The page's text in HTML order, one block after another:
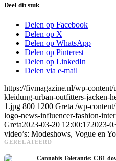
Deel dit stuk
Delen op Facebook
Delen op X
Delen op WhatsApp
Delen op Pinterest
Delen op LinkedIn
Delen via e-mail
https://fivmagazine.nl/wp-
kleidung-urban-outfitters-jacken-
1.jpg 800 1200 Greta /wp-
logo-news-influencer-fashion-
Greta2023-03-20 12:00:172023-
video’s: Modeshows, Vogue en
GERELATEERD
Cannabis Tolerantie: CB1-